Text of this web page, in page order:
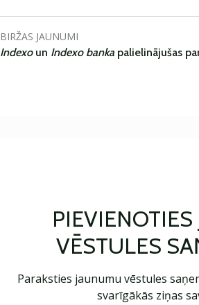
BIRŽAS JAUNUMI
Indexoun Indexo banka palielinājušas
VĒSTULES
Paraksties jaunumu vēstules
svarīgākās ziņas